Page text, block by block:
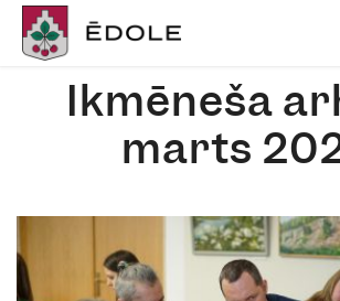
Ikmēneša
marts